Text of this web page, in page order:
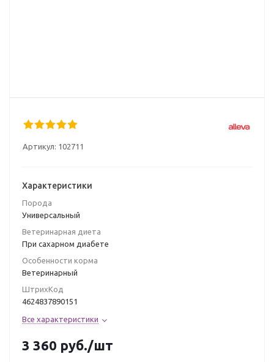
Артикул: 102711
Характеристики
Порода
Универсальный
Ветеринарная диета
При сахарном диабете
Особенности корма
Ветеринарный
ШтрихКод
4624837890151
Все характеристики
3 360 руб./шт